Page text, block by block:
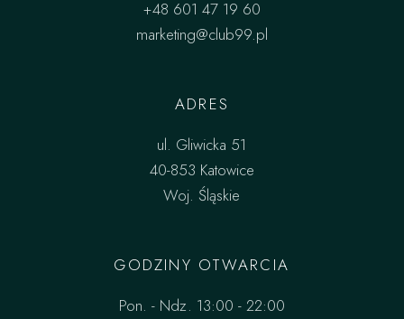
+48 601 47 19 60
marketing@club99.pl
ADRES
ul. Gliwicka 51
40-853 Katowice
Woj. Śląskie
GODZINY OTWARCIA
Pon. - Ndz. 13:00 - 22:00